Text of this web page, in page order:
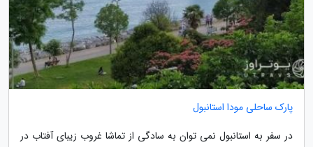
پارک ساحلی مودا استانبول
در سفر به استانبول نمی توان به سادگی از تماشا غروب زیبای آفتاب در